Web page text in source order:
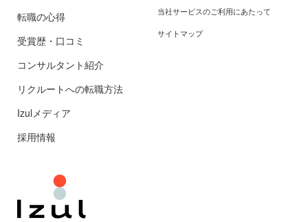
転職の心得
受賞歴・口コミ
コンサルタント紹介
リクルートへの転職方法
Izulメディア
採用情報
当社サービスのご利用にあたって
サイトマップ